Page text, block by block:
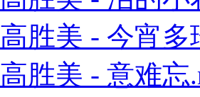
高胜美 - 今宵多
高胜美 - 意难忘